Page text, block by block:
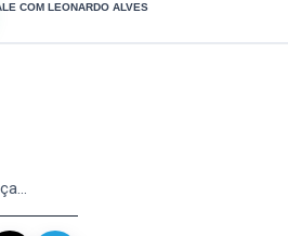
COM LEONARDO ALVES